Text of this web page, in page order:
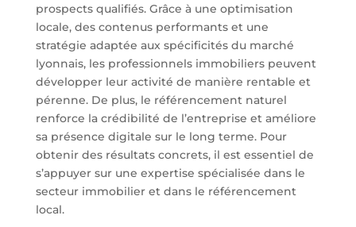
prospects qualifiés. Grâce à une optimisation
locale, des contenus performants et une
stratégie adaptée aux spécificités du marché
lyonnais, les professionnels immobiliers peuvent
développer leur activité de manière rentable et
pérenne. De plus, le référencement naturel
renforce la crédibilité de l’entreprise et améliore
sa présence digitale sur le long terme. Pour
obtenir des résultats concrets, il est essentiel de
s’appuyer sur une expertise spécialisée dans le
secteur immobilier et dans le référencement
local.